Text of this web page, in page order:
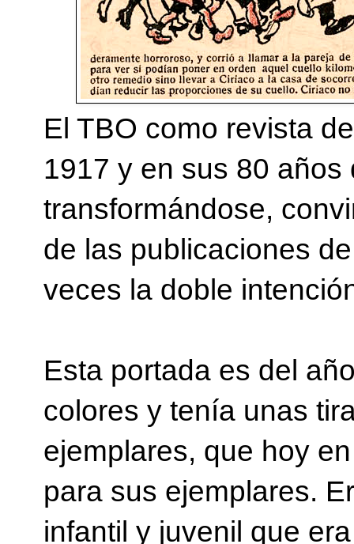
El TBO como revista
1917 y en sus 80
transformándose,
de las publicaciones
veces la doble
Esta portada es del
colores y tenía unas
ejemplares, que hoy
para sus ejemplares.
infantil y juvenil que